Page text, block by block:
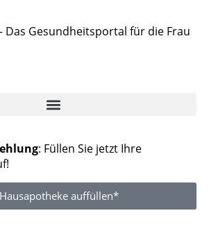
Das Gesundheitsportal für die Frau
: Füllen Sie jetzt Ihre
Hausapotheke auffüllen*